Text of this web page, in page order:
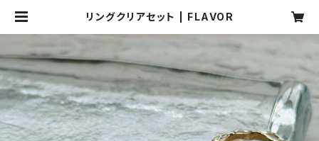
リングクリアセット | FLAVOR